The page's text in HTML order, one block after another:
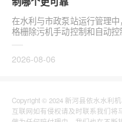
在水利与市政泵站运行管理
格栅除污机手动控制和自动
靠，往往是项目决策的关键环
2026-08-06
Copyright © 2024 新河县依水水利
互联网如有侵权请及时联系我们将